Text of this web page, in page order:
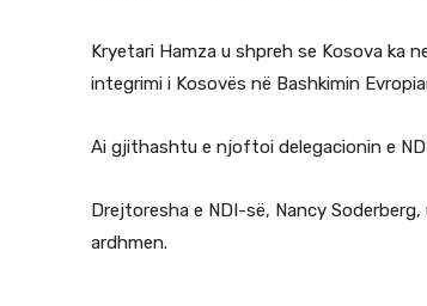
Kryetari Hamza u shpreh se Kosova ka
integrimi i Kosovës në Bashkimin
Ai gjithashtu e njoftoi delegacionin e
Drejtoresha e NDI-së, Nancy
ardhmen.